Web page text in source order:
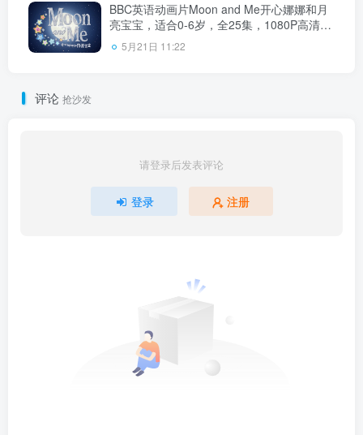
BBC英语动画片Moon and Me开心娜娜和月
亮宝宝，适合0-6岁，全25集，1080P高清视
频带中英文字幕，百度云网盘下载！
5月21日 11:22
评论 抢沙发
请登录后发表评论
登录 注册